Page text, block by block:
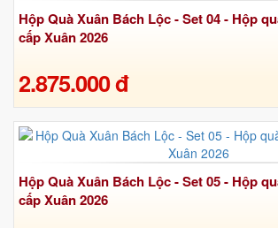
Hộp Quà Xuân Bách Lộc - Set 04 - Hộp
cấp Xuân 2026
2.875.000 đ
Hộp Quà Xuân Bách Lộc - Set 05 - Hộp
cấp Xuân 2026